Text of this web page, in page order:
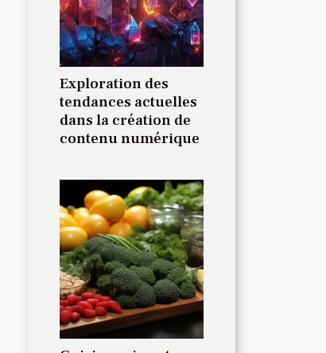
Exploration des
tendances actuelles
dans la création de
contenu numérique